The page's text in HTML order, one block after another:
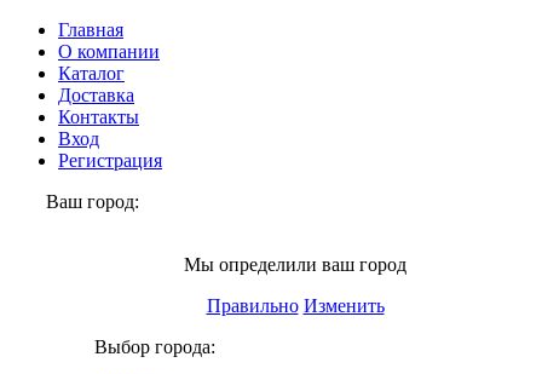
Главная
О компании
Каталог
Доставка
Контакты
Вход
Регистрация
Ваш город:
Мы определили ваш город
Правильно Изменить
Выбор города: